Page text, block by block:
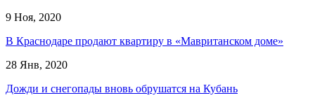
9 Ноя, 2020
В Краснодаре продают квартиру в «Мавританском доме»
28 Янв, 2020
Дожди и снегопады вновь обрушатся на Кубань